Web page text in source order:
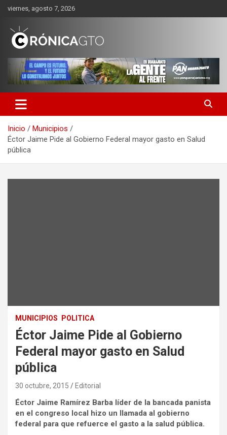
Saltar
contenido
viernes, agosto 7, 2026
CRONICA GUANAJUATO
Inicio
Municipios
Éctor Jaime Pide al Gobierno Federal mayor gasto en Salud
pública
MUNICIPIOS POLITICA
Éctor Jaime Pide al Gobierno
Federal mayor gasto en Salud
pública
30 octubre, 2015 Editorial
Éctor Jaime Ramírez Barba líder de la bancada panista
en el congreso local hizo un llamada al gobierno
federal para que refuerce el gasto a la salud pública.